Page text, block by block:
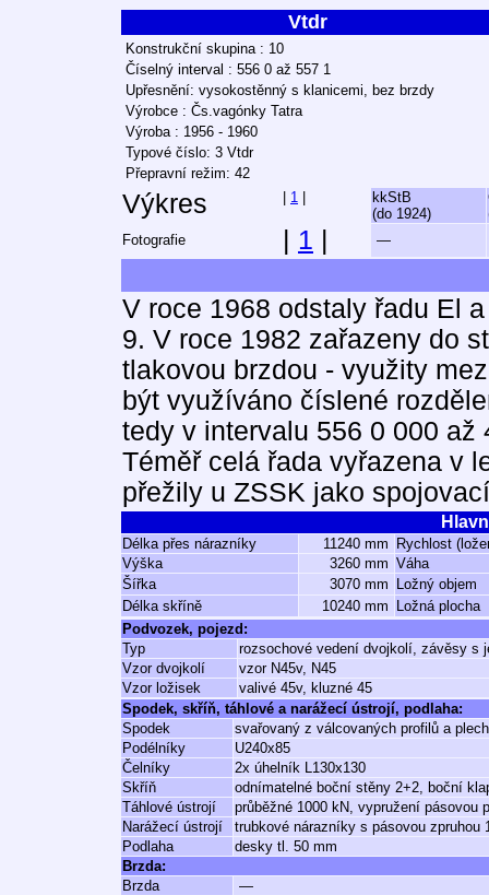
Vtdr
Konstrukční skupina : 10
Číselný interval : 556 0 až 557 1
Upřesnění: vysokostěnný s klanicemi, bez brzdy
Výrobce : Čs.vagónky Tatra
Výroba : 1956 - 1960
Typové číslo: 3 Vtdr
Přepravní režim: 42
Výkres 1
kkStB
(do 1924)
Fotografie
1 —
V roce 1968 odstaly řadu El
9. V roce 1982 zařazeny do
tlakovou brzdou - využity
být využíváno číslené
tedy v intervalu 556 0 000 až
Téměř celá řada vyřazena v
přežily u ZSSK jako
Délka přes nárazníky 11240 mm
Rychlost
Výška
3260 mm Váha
Šířka
3070 mm
Ložný objem
Délka skříně
10240 mm
Ložná plocha
Podvozek, pojezd:
Typ
rozsochové vedení dvojkolí, závěsy s
Vzor dvojkolí
vzor N45v, N45
Vzor ložisek
valivé 45v, kluzné 45
Spodek, skříň, táhlové a narážecí ústrojí, podlaha:
Spodek
svařovaný z válcovaných profilů a
Podélníky
U240x85
Čelníky
2x úhelník L130x130
Skříň
odnímatelné boční stěny 2+2, boční
Táhlové ústrojí
průběžné 1000 kN, vypružení pásovou
Narážecí ústrojí
trubkové nárazníky s pásovou zpruhou
Podlaha
desky tl. 50 mm
Brzda:
Brzda
—